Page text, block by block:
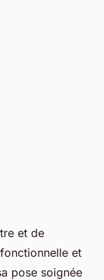
et de
et
pose soignée